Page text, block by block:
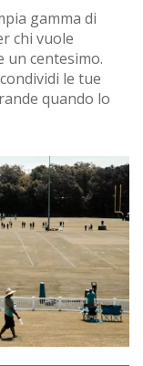
gamma di
chi vuole
un centesimo.
le tue
quando lo